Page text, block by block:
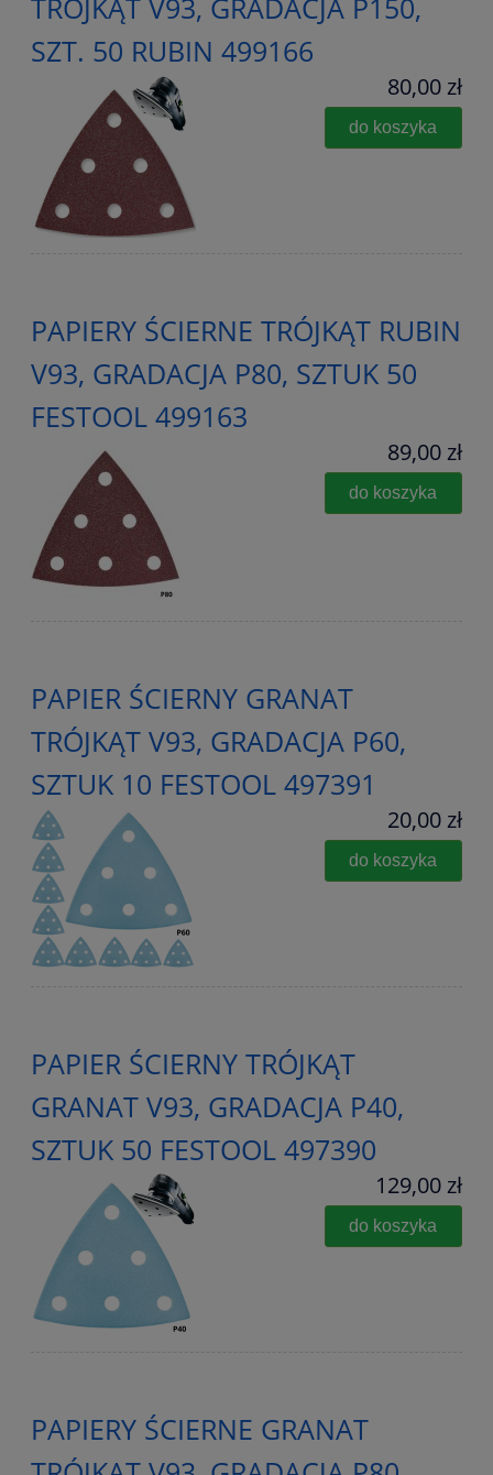
TRÓJKĄT V93, GRADACJA P150,
SZT. 50 RUBIN 499166
80,00 zł
do koszyka
PAPIERY ŚCIERNE TRÓJKĄT RUBIN
V93, GRADACJA P80, SZTUK 50
FESTOOL 499163
89,00 zł
do koszyka
PAPIER ŚCIERNY GRANAT
TRÓJKĄT V93, GRADACJA P60,
SZTUK 10 FESTOOL 497391
20,00 zł
do koszyka
PAPIER ŚCIERNY TRÓJKĄT
GRANAT V93, GRADACJA P40,
SZTUK 50 FESTOOL 497390
129,00 zł
do koszyka
PAPIERY ŚCIERNE GRANAT